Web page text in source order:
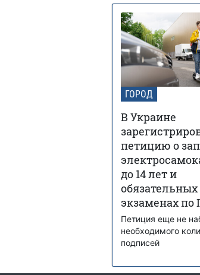
ГОРОД
В Украине
петицию о
до 14 лет и
обязательных
экзаменах
Петиция еще не
необходимого
подписей